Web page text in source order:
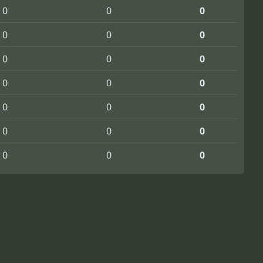
0 0
0
0 0
0
0 0
0
0 0
0
0 0
0
0 0
0
0 0 0